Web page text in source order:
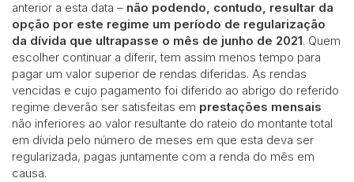
anterior a esta data – não podendo, contudo, resultar da
opção por este regime um período de regularização
da dívida que ultrapasse o mês de junho de 2021. Quem
escolher continuar a diferir, tem assim menos tempo para
pagar um valor superior de rendas diferidas. As rendas
vencidas e cujo pagamento foi diferido ao abrigo do referido
regime deverão ser satisfeitas em prestações mensais
não inferiores ao valor resultante do rateio do montante total
em dívida pelo número de meses em que esta deva ser
regularizada, pagas juntamente com a renda do mês em
causa.